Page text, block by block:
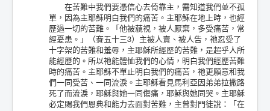
在苦難中我們要憑信心去倚靠主，需知道我們並不孤
單，因為主耶穌明白我們的痛苦。主耶穌在地上時，也經
歷過一切的苦難。「他被藐視，被人厭棄，多受痛苦，常
經憂患。」（賽五十三3）主被人賣、被人告，祂忍受了
十字架的苦難和羞辱，主耶穌所經歷的苦難，是超乎人所
能經歷的。所以祂能體恤我們的心情，明白我們經歷苦難
時的痛苦。主耶穌不單止明白我們的痛苦，祂更願意和我
們一同受苦、一同流淚。主耶穌看見馬利亞因弟弟拉撒路
死了而流淚，耶穌與她一同傷痛，耶穌與她同哭。主耶穌
必定賜我們恩典和能力去面對苦難，主曾對門徒說：「在